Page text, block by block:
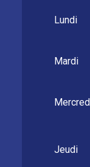
Lundi
Mardi
Jeudi